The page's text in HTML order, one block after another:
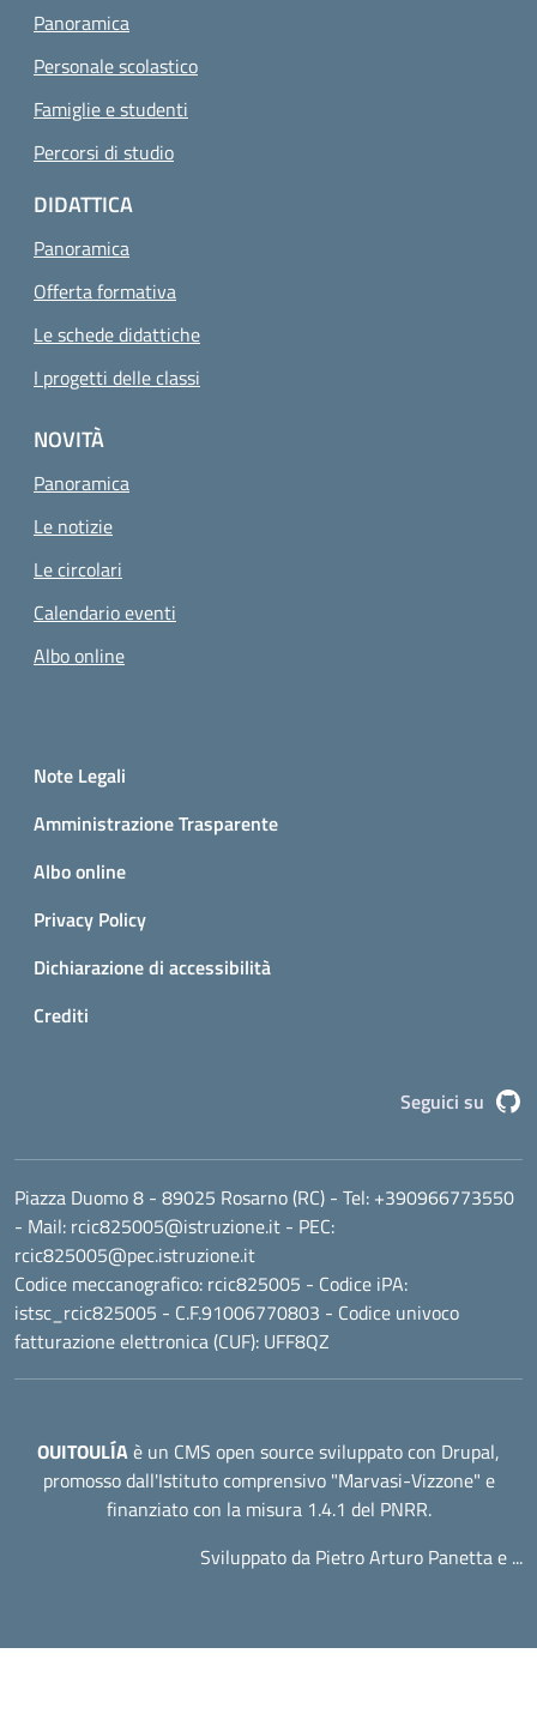
Panoramica
Personale scolastico
Famiglie e studenti
Percorsi di studio
DIDATTICA
Panoramica
Offerta formativa
Le schede didattiche
I progetti delle classi
NOVITÀ
Panoramica
Le notizie
Le circolari
Calendario eventi
Albo online
Small prints
Note Legali
Amministrazione Trasparente
Albo online
Privacy Policy
Dichiarazione di accessibilità
Crediti
Seguici su
Piazza Duomo 8 - 89025 Rosarno (RC) - Tel: +390966773550
- Mail: rcic825005@istruzione.it - PEC:
rcic825005@pec.istruzione.it
Codice meccanografico: rcic825005 - Codice iPA:
istsc_rcic825005 - C.F.91006770803 - Codice univoco
fatturazione elettronica (CUF): UFF8QZ
OUITOULÍAè un CMS open source sviluppato con Drupal,
promosso dall'Istituto comprensivo "Marvasi-Vizzone" e
finanziato con la misura 1.4.1 del PNRR.
Sviluppato da Pietro Arturo Panetta e ...